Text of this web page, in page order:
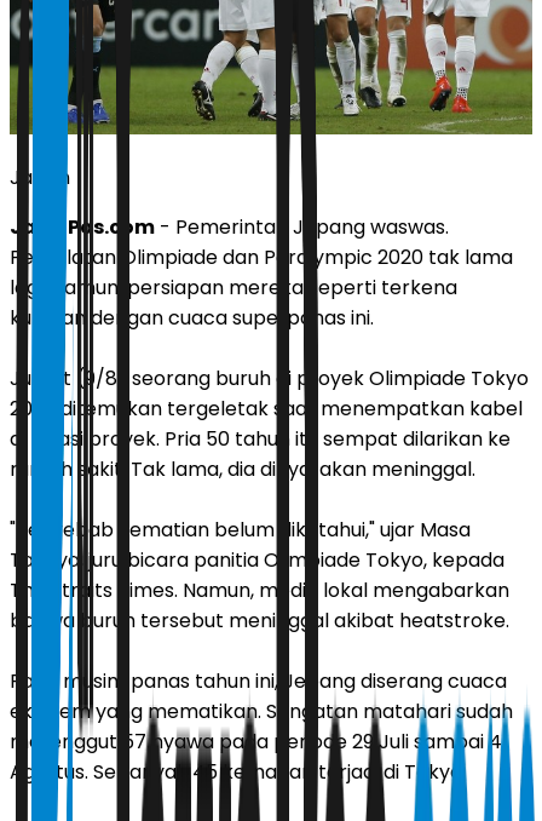
Japan
JawaPos.com - Pemerintah Jepang waswas.
Perhelatan Olimpiade dan Paralympic 2020 tak lama
lagi. Namun, persiapan mereka seperti terkena
kutukan dengan cuaca superpanas ini.
Jumat (9/8) seorang buruh di proyek Olimpiade Tokyo
2020 ditemukan tergeletak saat menempatkan kabel
di lokasi proyek. Pria 50 tahun itu sempat dilarikan ke
rumah sakit. Tak lama, dia dinyatakan meninggal.
"Penyebab kematian belum diketahui," ujar Masa
Takaya, juru bicara panitia Olimpiade Tokyo, kepada
The Straits Times. Namun, media lokal mengabarkan
bahwa buruh tersebut meninggal akibat heatstroke.
Pada musim panas tahun ini, Jepang diserang cuaca
ekstrem yang mematikan. Sengatan matahari sudah
merenggut 57 nyawa pada periode 29 Juli sampai 4
Agustus. Sebanyak 45 kematian terjadi di Tokyo.